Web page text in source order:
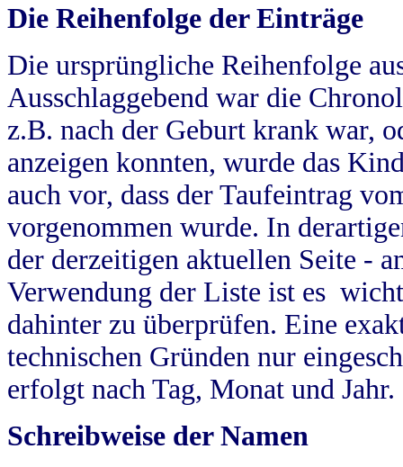
Die Reihenfolge der Einträge
Die ursprüngliche Reihenfolge
Ausschlaggebend war die
z.B. nach der Geburt krank war,
anzeigen konnten, wurde das
auch vor, dass der Taufeintrag
vorgenommen wurde. In
der derzeitigen aktuellen Seite -
Verwendung der Liste ist es
dahinter zu überprüfen. Eine
technischen Gründen nur
erfolgt nach Tag, Monat und Jahr.
Schreibweise der Namen